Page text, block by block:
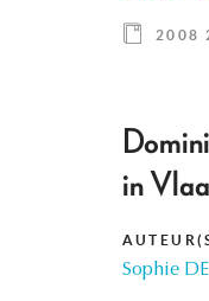
2008
in
Sophie